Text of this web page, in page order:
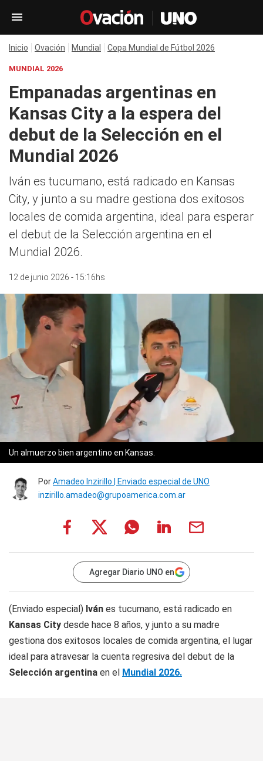
Inicio Ovación Mundial Copa Mundial de Fútbol 2026
MUNDIAL 2026
Empanadas argentinas en
Kansas City a la espera del
debut de la Selección en el
Mundial 2026
Iván es tucumano, está radicado en Kansas
City, y junto a su madre gestiona dos exitosos
locales de comida argentina, ideal para esperar
el debut de la Selección argentina en el
Mundial 2026.
12 de junio 2026 - 15:16hs
Un almuerzo bien argentino en Kansas.
PorAmadeo Inzirillo | Enviado especial de UNO
inzirillo.amadeo@grupoamerica.com.ar
Agregar Diario UNO en
(Enviado especial) Iván es tucumano, está radicado en
Kansas City desde hace 8 años, y junto a su madre
gestiona dos exitosos locales de comida argentina, el lugar
ideal para atravesar la cuenta regresiva del debut de la
Selección argentina en el Mundial 2026.